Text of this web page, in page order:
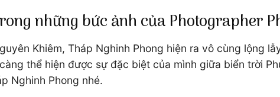
những bức ảnh của Photographer
Khiêm, Tháp Nghinh Phong hiện ra vô cùng lộng
thể hiện được sự đặc biệt của mình giữa biển trời
Nghinh Phong nhé.